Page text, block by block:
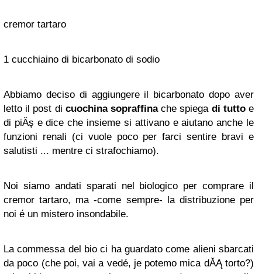
cremor tartaro
1 cucchiaino di bicarbonato di sodio
Abbiamo deciso di aggiungere il bicarbonato dopo aver
letto il post di cuochina sopraffinache spiega di tuttoe
di piĂş e dice che insieme si attivano e aiutano anche le
funzioni renali (ci vuole poco per farci sentire bravi e
salutisti ... mentre ci strafochiamo).
Noi siamo andati sparati nel biologico per comprare il
cremor tartaro, ma -come sempre- la distribuzione per
noi é un mistero insondabile.
La commessa del bio ci ha guardato come alieni sbarcati
da poco (che poi, vai a vedé, je potemo mica dĂĄ torto?)